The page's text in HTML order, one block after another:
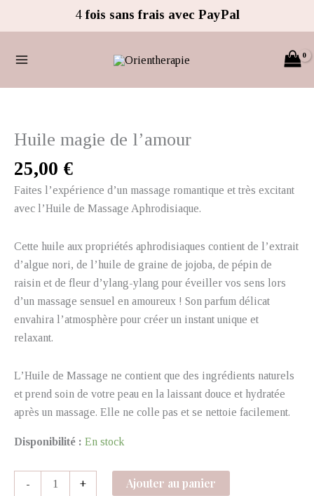
4fois sans frais avec PayPal
Huile magie de l’amour
25,00 €
Faites l’expérience d’un massage romantique et très excitant
avec l’Huile de Massage Aphrodisiaque.
Cette huile aux propriétés aphrodisiaques contient de l’extrait
d’algue nori, de l’huile de graine de jojoba, de pépin de
raisin et de fleur d’ylang-ylang pour éveiller vos sens lors
d’un massage sensuel en amoureux ! Son parfum délicat
envahira l’atmosphère pour créer un instant unique et
relaxant.
L’Huile de Massage ne contient que des ingrédients naturels
et prend soin de votre peau en la laissant douce et hydratée
après un massage. Elle ne colle pas et se nettoie facilement.
Disponibilité : En stock
-
Huile
de
l'amour
+ Ajouter au panier